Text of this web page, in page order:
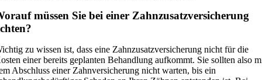
müssen Sie bei einer Zahnzusatzversicherung
zu wissen ist, dass eine Zahnzusatzversicherung nicht für die
einer bereits geplanten Behandlung aufkommt. Sie sollten also
Abschluss einer Zahnversicherung nicht warten, bis ein